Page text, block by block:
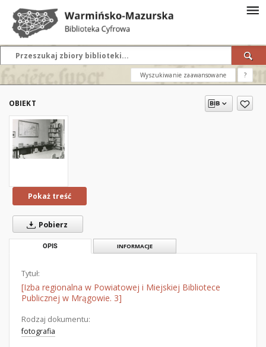
Wyszukiwanie zaawansowane ?
OBIEKT
Pokaż treść
Pobierz
OPIS INFORMACJE
Tytuł:
[Izba regionalna w Powiatowej i Miejskiej Bibliotece
Publicznej w Mrągowie. 3]
Rodzaj dokumentu:
fotografia